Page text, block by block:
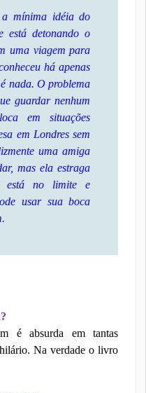
mínima idéia do
está detonando o
uma viagem para
há apenas
nada. O problema
guardar nenhum
em situações
em Londres sem
uma amiga
mas ela estraga
está no limite e
usar sua boca
é absurda em tantas
Na verdade o livro